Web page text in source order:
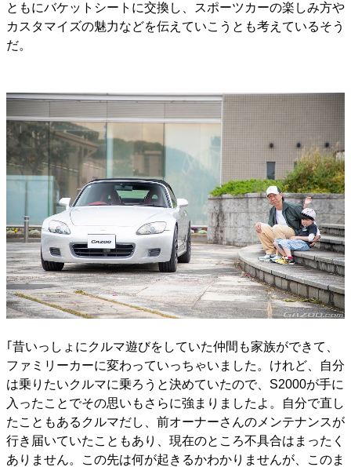
ともにバケットシートに交換し、スポーツカーの楽しみ方や
カスタマイズの魅力などを伝えていこうとも考えているそう
だ。
｢昔いっしょにクルマ遊びをしていた仲間も家族ができて、
ファミリーカーに変わっていっちゃいました。けれど、自分
は乗りたいクルマに乗ろうと決めていたので、S2000が手に
入ったことでその思いもさらに強まりましたよ。自分で直し
たこともあるクルマだし、前オーナーさんのメンテナンスが
行き届いていたこともあり、現在のところ不具合はまったく
ありません。この先は何が起きるかわかりませんが、このま